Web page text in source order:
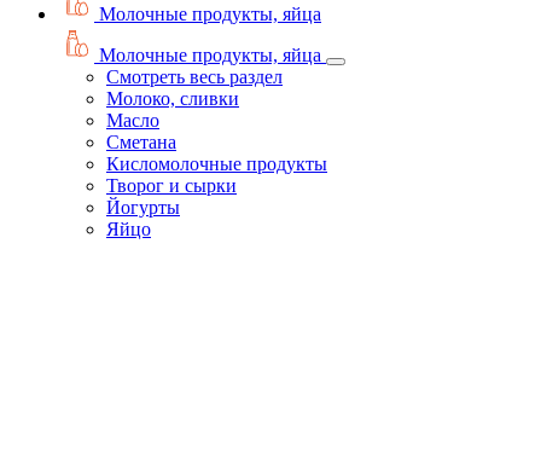
Молочные продукты, яйца
Молочные продукты, яйца
Смотреть весь раздел
Молоко, сливки
Масло
Сметана
Кисломолочные продукты
Творог и сырки
Йогурты
Яйцо